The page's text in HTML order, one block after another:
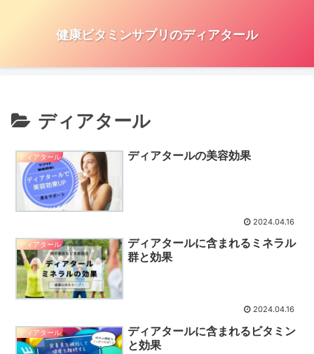
健康ビタミンサプリのディアタール
ディアタール
ディアタール ディアタールの美容効果
2024.04.16
ディアタール
ディアタールに含まれるミネラル
群と効果
2024.04.16
ディアタール
ディアタールに含まれるビタミン
と効果